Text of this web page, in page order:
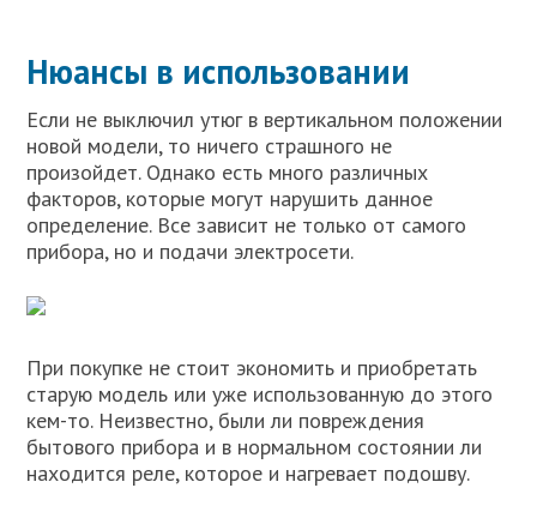
Нюансы в использовании
Если не выключил утюг в вертикальном положении
новой модели, то ничего страшного не
произойдет. Однако есть много различных
факторов, которые могут нарушить данное
определение. Все зависит не только от самого
прибора, но и подачи электросети.
При покупке не стоит экономить и приобретать
старую модель или уже использованную до этого
кем-то. Неизвестно, были ли повреждения
бытового прибора и в нормальном состоянии ли
находится реле, которое и нагревает подошву.